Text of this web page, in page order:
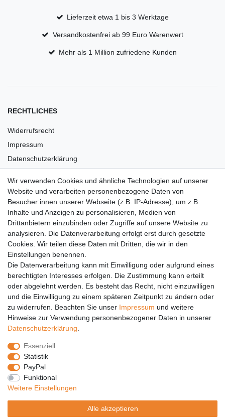
Lieferzeit etwa 1 bis 3 Werktage
Versandkostenfrei ab 99 Euro Warenwert
Mehr als 1 Million zufriedene Kunden
RECHTLICHES
Widerrufsrecht
Impressum
Datenschutzerklärung
Barrierefreiheit
Anleitungen
Vertrag widerrufen
PARTNER
DHL
GLS
PaketPLUS
SPONSORING
Malchower SV 90
Malchower Wölfe
ZERTIFIKATE
Händlerbund
Trusted Shops
Wir verwenden Cookies und ähnliche Technologien auf unserer
Website und verarbeiten personenbezogene Daten von
Besucher:innen unserer Webseite (z.B. IP-Adresse), um z.B.
Inhalte und Anzeigen zu personalisieren, Medien von
Drittanbietern einzubinden oder Zugriffe auf unsere Website zu
analysieren. Die Datenverarbeitung erfolgt erst durch gesetzte
Cookies. Wir teilen diese Daten mit Dritten, die wir in den
Einstellungen benennen.
Die Datenverarbeitung kann mit Einwilligung oder aufgrund eines
berechtigten Interesses erfolgen. Die Zustimmung kann erteilt
oder abgelehnt werden. Es besteht das Recht, nicht einzuwilligen
und die Einwilligung zu einem späteren Zeitpunkt zu ändern oder
zu widerrufen. Beachten Sie unser Impressum und weitere
Hinweise zur Verwendung personenbezogener Daten in unserer
Daten­schutz­erklärung
Essenziell
Statistik
PayPal
Funktional
Weitere Einstellungen
Alle akzeptieren